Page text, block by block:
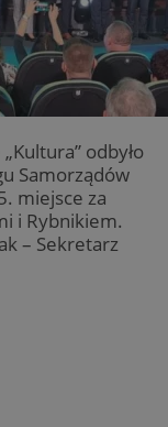
odbyło
Samorządów
miejsce za
i Rybnikiem.
– Sekretarz